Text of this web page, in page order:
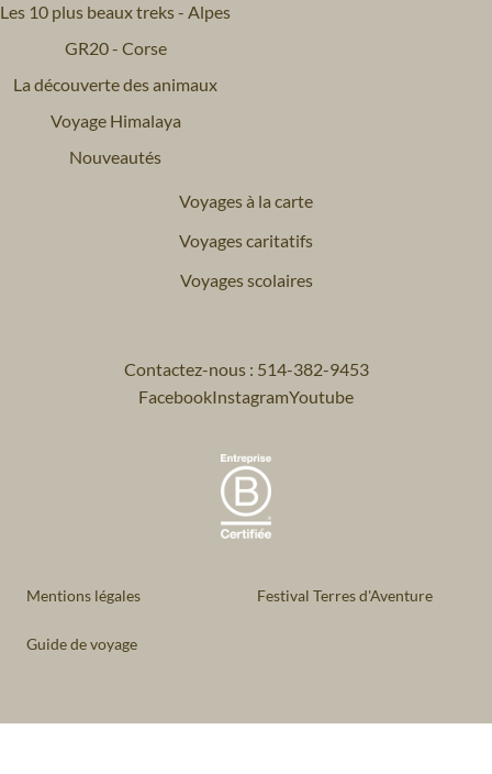
Les 10 plus beaux treks - Alpes
GR20 - Corse
La découverte des animaux
Voyage Himalaya
Nouveautés
Voyages à la carte
Voyages caritatifs
Voyages scolaires
Contactez-nous : 514-382-9453
FacebookInstagramYoutube
Mentions légales Festival Terres d'Aventure
Guide de voyage